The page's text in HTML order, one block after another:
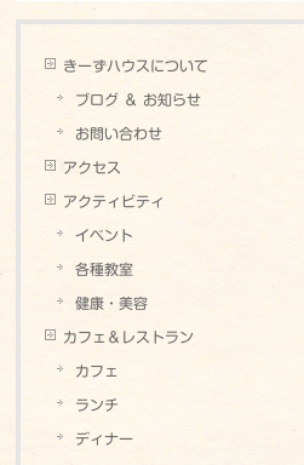
きーずハウスについて
ブログ ＆ お知らせ
お問い合わせ
アクセス
アクティビティ
イベント
各種教室
健康・美容
カフェ＆レストラン
カフェ
ランチ
ディナー